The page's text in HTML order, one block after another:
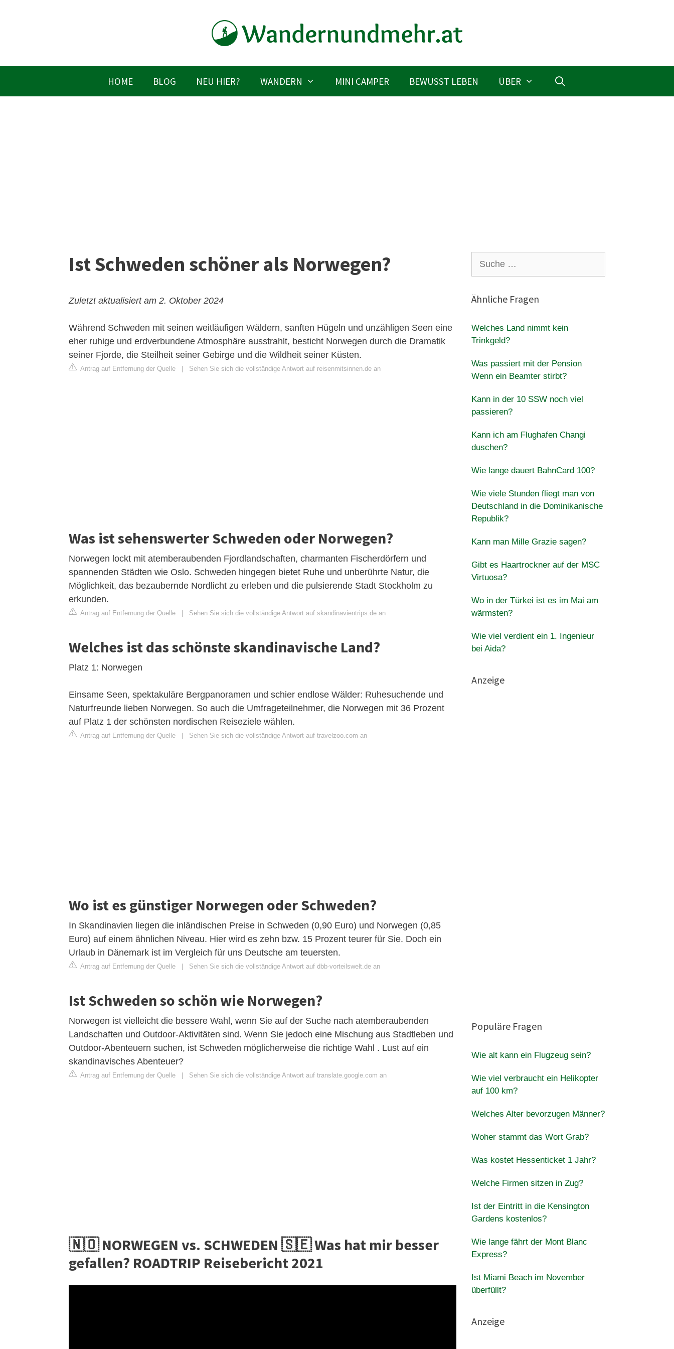
HOME BLOG NEU HIER? WANDERN MINI CAMPER BEWUSST LEBEN ÜBER
Ist Schweden schöner als Norwegen?
Zuletzt aktualisiert am 2. Oktober 2024
Während Schweden mit seinen weitläufigen Wäldern, sanften Hügeln und unzähligen Seen eine
eher ruhige und erdverbundene Atmosphäre ausstrahlt, besticht Norwegen durch die Dramatik
seiner Fjorde, die Steilheit seiner Gebirge und die Wildheit seiner Küsten.
Antrag auf Entfernung der Quelle Sehen Sie sich die vollständige Antwort auf reisenmitsinnen.de an
Was ist sehenswerter Schweden oder Norwegen?
Norwegen lockt mit atemberaubenden Fjordlandschaften, charmanten Fischerdörfern und
spannenden Städten wie Oslo. Schweden hingegen bietet Ruhe und unberührte Natur, die
Möglichkeit, das bezaubernde Nordlicht zu erleben und die pulsierende Stadt Stockholm zu
erkunden.
Antrag auf Entfernung der Quelle Sehen Sie sich die vollständige Antwort auf skandinavientrips.de an
Welches ist das schönste skandinavische Land?
Platz 1: Norwegen
Einsame Seen, spektakuläre Bergpanoramen und schier endlose Wälder: Ruhesuchende und
Naturfreunde lieben Norwegen. So auch die Umfrageteilnehmer, die Norwegen mit 36 Prozent
auf Platz 1 der schönsten nordischen Reiseziele wählen.
Antrag auf Entfernung der Quelle Sehen Sie sich die vollständige Antwort auf travelzoo.com an
Wo ist es günstiger Norwegen oder Schweden?
In Skandinavien liegen die inländischen Preise in Schweden (0,90 Euro) und Norwegen (0,85
Euro) auf einem ähnlichen Niveau. Hier wird es zehn bzw. 15 Prozent teurer für Sie. Doch ein
Urlaub in Dänemark ist im Vergleich für uns Deutsche am teuersten.
Antrag auf Entfernung der Quelle Sehen Sie sich die vollständige Antwort auf dbb-vorteilswelt.de an
Ist Schweden so schön wie Norwegen?
Norwegen ist vielleicht die bessere Wahl, wenn Sie auf der Suche nach atemberaubenden
Landschaften und Outdoor-Aktivitäten sind. Wenn Sie jedoch eine Mischung aus Stadtleben und
Outdoor-Abenteuern suchen, ist Schweden möglicherweise die richtige Wahl . Lust auf ein
skandinavisches Abenteuer?
Antrag auf Entfernung der Quelle Sehen Sie sich die vollständige Antwort auf translate.google.com an
🇳🇴 NORWEGEN vs. SCHWEDEN 🇸🇪 Was hat mir besser
gefallen? ROADTRIP Reisebericht 2021
nach:
Ähnliche Fragen
Welches Land nimmt kein
Trinkgeld?
Was passiert mit der Pension
Wenn ein Beamter stirbt?
Kann in der 10 SSW noch viel
passieren?
Kann ich am Flughafen Changi
duschen?
Wie lange dauert BahnCard 100?
Wie viele Stunden fliegt man von
Deutschland in die Dominikanische
Republik?
Kann man Mille Grazie sagen?
Gibt es Haartrockner auf der MSC
Virtuosa?
Wo in der Türkei ist es im Mai am
wärmsten?
Wie viel verdient ein 1. Ingenieur
bei Aida?
Anzeige
Populäre Fragen
Wie alt kann ein Flugzeug sein?
Wie viel verbraucht ein Helikopter
auf 100 km?
Welches Alter bevorzugen Männer?
Woher stammt das Wort Grab?
Was kostet Hessenticket 1 Jahr?
Welche Firmen sitzen in Zug?
Ist der Eintritt in die Kensington
Gardens kostenlos?
Wie lange fährt der Mont Blanc
Express?
Ist Miami Beach im November
überfüllt?
Anzeige